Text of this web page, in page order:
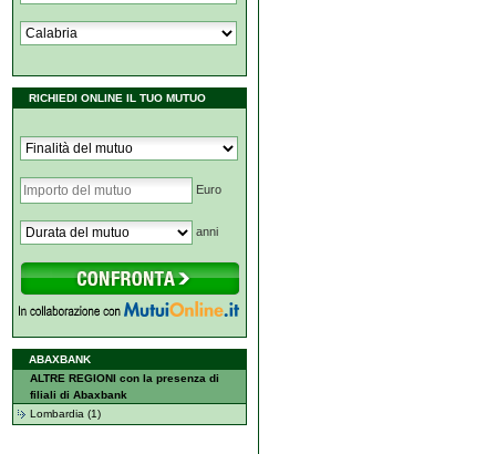
RICHIEDI ONLINE IL TUO MUTUO
Euro
anni
ABAXBANK
ALTRE REGIONI con la presenza di
filiali di Abaxbank
Lombardia (1)